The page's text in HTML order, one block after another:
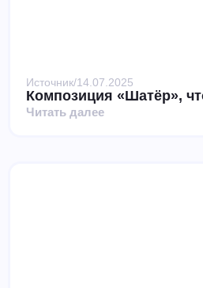
Источник/14.07.2025
Композиция «Шатёр»,
Читать далее